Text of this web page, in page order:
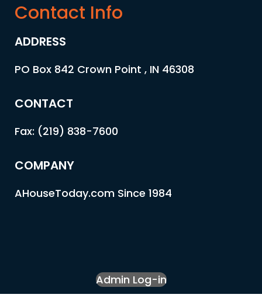
Contact Info
ADDRESS
PO Box 842 Crown Point , IN 46308
CONTACT
Fax: (219) 838-7600
COMPANY
AHouseToday.com Since 1984
Admin Log-in